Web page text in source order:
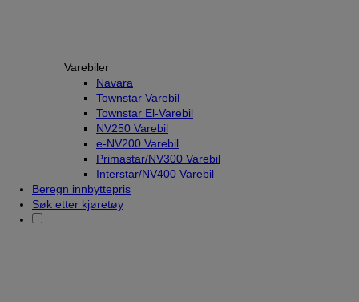
Varebiler
Navara
Townstar Varebil
Townstar El-Varebil
NV250 Varebil
e-NV200 Varebil
Primastar/NV300 Varebil
Interstar/NV400 Varebil
Beregn innbyttepris
Søk etter kjøretøy